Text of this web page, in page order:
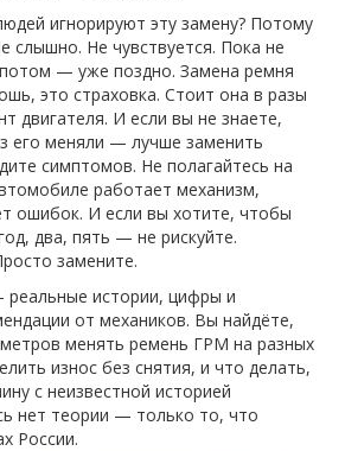
игнорируют эту замену? Потому
слышно. Не чувствуется. Пока не
потом — уже поздно. Замена ремня
это страховка. Стоит она в разы
двигателя. И если вы не знаете,
его меняли — лучше заменить
симптомов. Не полагайтесь на
работает механизм,
ошибок. И если вы хотите, чтобы
два, пять — не рискуйте.
замените.
истории, цифры и
от механиков. Вы найдёте,
менять ремень ГРМ на разных
износ без снятия, и что делать,
с неизвестной историей
нет теории — только то, что
России.